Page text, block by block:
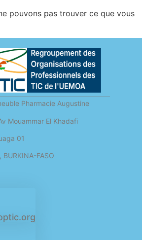
pouvons pas trouver ce que vous
Pharmacie Augustine
Mouammar El Khadafi
01
FASO